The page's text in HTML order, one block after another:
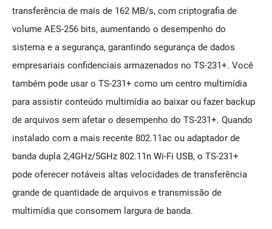
transferência de mais de 162 MB/s, com criptografia de
volume AES-256 bits, aumentando o desempenho do
sistema e a segurança, garantindo segurança de dados
empresariais confidenciais armazenados no TS-231+. Você
também pode usar o TS-231+ como um centro multimídia
para assistir conteúdo multimídia ao baixar ou fazer backup
de arquivos sem afetar o desempenho do TS-231+. Quando
instalado com a mais recente 802.11ac ou adaptador de
banda dupla 2,4GHz/5GHz 802.11n Wi-Fi USB, o TS-231+
pode oferecer notáveis altas velocidades de transferência
grande de quantidade de arquivos e transmissão de
multimídia que consomem largura de banda.